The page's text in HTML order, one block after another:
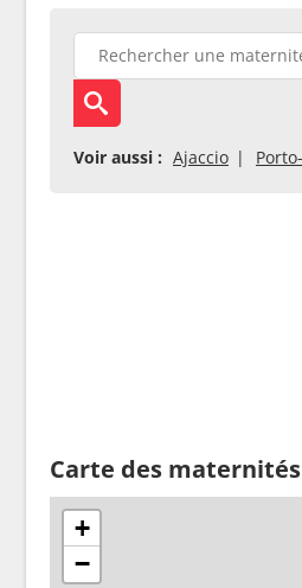
Voir aussi : Ajaccio
Carte des
+
−